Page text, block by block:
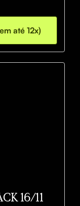
se transforma
até 12x)
16/11